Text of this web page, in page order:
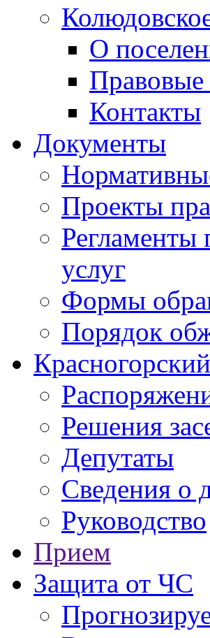
О
Правовые
Контакты
Документы
Проекты
Регламенты
услуг
Формы
Порядок
Решения
Депутаты
Сведения о
Руководство
Прием
Защита от ЧС